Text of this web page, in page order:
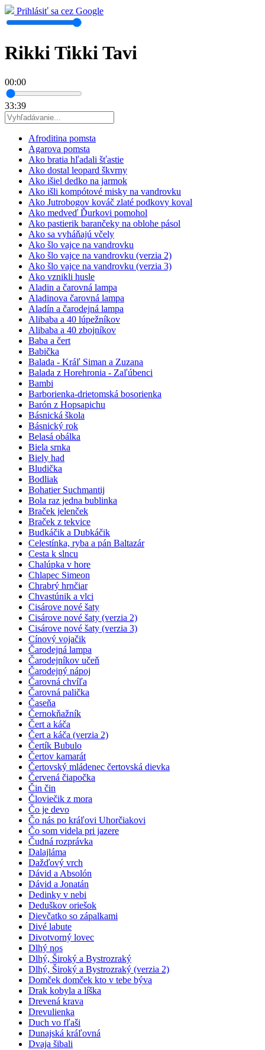
Prihlásiť sa cez Google
Rikki Tikki Tavi
00:00
33:39
Afroditina pomsta
Agarova pomsta
Ako bratia hľadali šťastie
Ako dostal leopard škvrny
Ako išiel dedko na jarmok
Ako išli kompótové misky na vandrovku
Ako Jutrobogov kováč zlaté podkovy koval
Ako medveď Ďurkovi pomohol
Ako pastierik barančeky na oblohe pásol
Ako sa vyháňajú včely
Ako šlo vajce na vandrovku
Ako šlo vajce na vandrovku (verzia 2)
Ako šlo vajce na vandrovku (verzia 3)
Ako vznikli husle
Aladin a čarovná lampa
Aladinova čarovná lampa
Aladín a čarodejná lampa
Alibaba a 40 lúpežníkov
Alibaba a 40 zbojníkov
Baba a čert
Babička
Balada - Kráľ Siman a Zuzana
Balada z Horehronia - Zaľúbenci
Bambi
Barborienka-drietomská bosorienka
Barón z Hopsapichu
Básnická škola
Básnický rok
Belasá obálka
Biela srnka
Biely had
Bludička
Bodliak
Bohatier Suchmantij
Bola raz jedna bublinka
Braček jelenček
Braček z tekvice
Budkáčik a Dubkáčik
Celestínka, ryba a pán Baltazár
Cesta k slncu
Chalúpka v hore
Chlapec Simeon
Chrabrý hrnčiar
Chvastúnik a vlci
Cisárove nové šaty
Cisárove nové šaty (verzia 2)
Cisárove nové šaty (verzia 3)
Cínový vojačik
Čarodejná lampa
Čarodejníkov učeň
Čarodejný nápoj
Čarovná chvíľa
Čarovná palička
Časeňa
Černokňažník
Čert a káča
Čert a káča (verzia 2)
Čertík Bubulo
Čertov kamarát
Čertovský mládenec čertovská dievka
Červená čiapočka
Čin čin
Človiečik z mora
Čo je devo
Čo nás po kráľovi Uhorčiakovi
Čo som videla pri jazere
Čudná rozprávka
Dalajláma
Dažďový vrch
Dávid a Absolón
Dávid a Jonatán
Dedinky v nebi
Deduškov oriešok
Dievčatko so zápalkami
Divé labute
Divotvorný lovec
Dlhý nos
Dlhý, Široký a Bystrozraký
Dlhý, Široký a Bystrozraký (verzia 2)
Domček domček kto v tebe býva
Drak kobyla a líška
Drevená krava
Drevulienka
Duch vo fľaši
Dunajská kráľovná
Dvaja šibali